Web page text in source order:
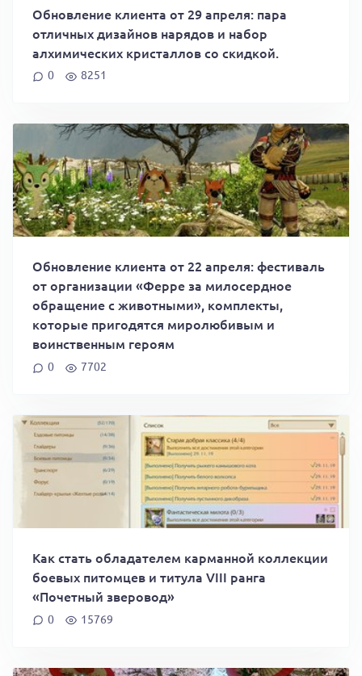
Обновление клиента от 29 апреля: пара
отличных дизайнов нарядов и набор
алхимических кристаллов со скидкой.
0 8251
Обновление клиента от 22 апреля: фестиваль
от организации «Ферре за милосердное
обращение с животными», комплекты,
которые пригодятся миролюбивым и
воинственным героям
0 7702
Как стать обладателем карманной коллекции
боевых питомцев и титула VIII ранга
«Почетный зверовод»
0 15769